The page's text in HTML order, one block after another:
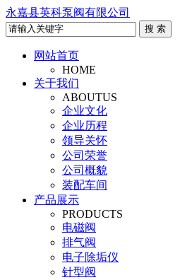
永嘉县英科泵阀有限公司
网站首页
HOME
关于我们
ABOUTUS
企业文化
企业历程
领导关怀
公司荣誉
公司概貌
装配车间
产品展示
PRODUCTS
电磁阀
排气阀
电子除垢仪
针型阀